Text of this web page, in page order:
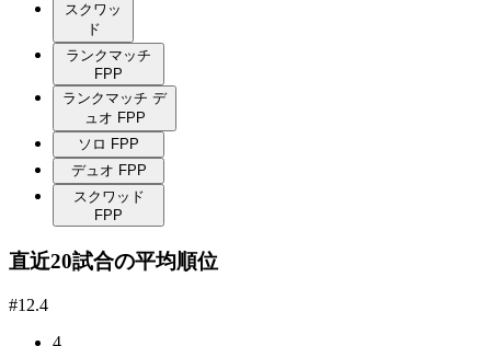
スクワッ
ド
ランクマッチ
FPP
ランクマッチ デ
ュオ FPP
ソロ FPP
デュオ FPP
スクワッド
FPP
直近20試合の平均順位
#12.4